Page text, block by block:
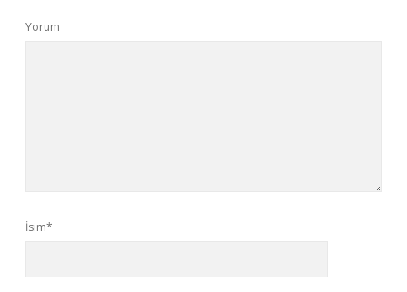
Yorum
İsim*